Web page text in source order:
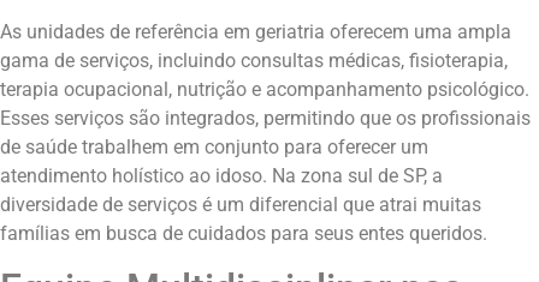
As unidades de referência em geriatria oferecem uma ampla
gama de serviços, incluindo consultas médicas, fisioterapia,
terapia ocupacional, nutrição e acompanhamento psicológico.
Esses serviços são integrados, permitindo que os profissionais
de saúde trabalhem em conjunto para oferecer um
atendimento holístico ao idoso. Na zona sul de SP, a
diversidade de serviços é um diferencial que atrai muitas
famílias em busca de cuidados para seus entes queridos.